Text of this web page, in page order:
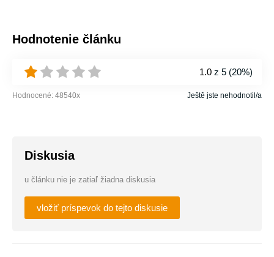
Hodnotenie článku
1.0 z 5 (20%)
Hodnocené: 48540x Ještě jste nehodnotil/a
Diskusia
u článku nie je zatiaľ žiadna diskusia
vložiť príspevok do tejto diskusie